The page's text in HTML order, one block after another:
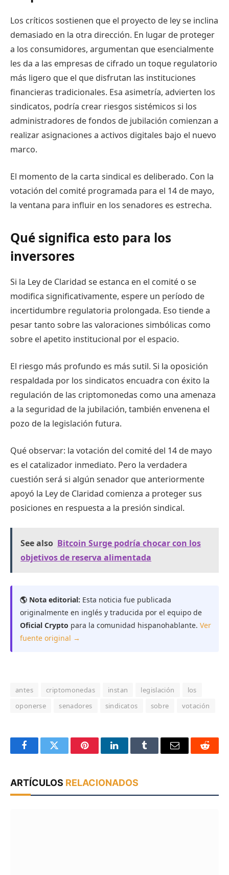
Los críticos sostienen que el proyecto de ley se inclina
demasiado en la otra dirección. En lugar de proteger
a los consumidores, argumentan que esencialmente
les da a las empresas de cifrado un toque regulatorio
más ligero que el que disfrutan las instituciones
financieras tradicionales. Esa asimetría, advierten los
sindicatos, podría crear riesgos sistémicos si los
administradores de fondos de jubilación comienzan a
realizar asignaciones a activos digitales bajo el nuevo
marco.
El momento de la carta sindical es deliberado. Con la
votación del comité programada para el 14 de mayo,
la ventana para influir en los senadores es estrecha.
Qué significa esto para los
inversores
Si la Ley de Claridad se estanca en el comité o se
modifica significativamente, espere un período de
incertidumbre regulatoria prolongada. Eso tiende a
pesar tanto sobre las valoraciones simbólicas como
sobre el apetito institucional por el espacio.
El riesgo más profundo es más sutil. Si la oposición
respaldada por los sindicatos encuadra con éxito la
regulación de las criptomonedas como una amenaza
a la seguridad de la jubilación, también envenena el
pozo de la legislación futura.
Qué observar: la votación del comité del 14 de mayo
es el catalizador inmediato. Pero la verdadera
cuestión será si algún senador que anteriormente
apoyó la Ley de Claridad comienza a proteger sus
posiciones en respuesta a la presión sindical.
See also Bitcoin Surge podría chocar con los
objetivos de reserva alimentada
🌎 Nota editorial: Esta noticia fue publicada
originalmente en inglés y traducida por el equipo de
Oficial Crypto para la comunidad hispanohablante. Ver
fuente original →
antes criptomonedas instan legislación
los
oponerse
senadores sindicatos sobre votación
FacebookTwitter PinterestLinkedInTumblr Email Reddit
ARTÍCULOS RELACIONADOS